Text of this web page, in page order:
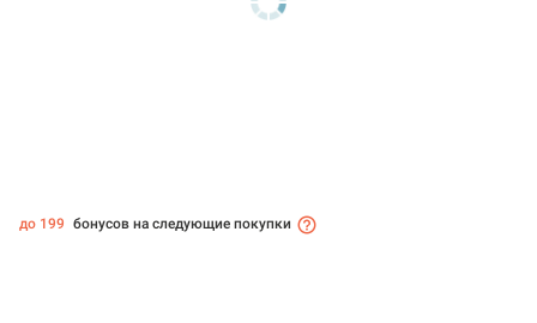
до 199 бонусов на следующие покупки